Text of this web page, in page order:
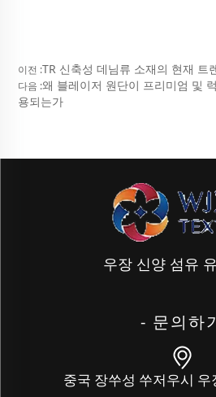
이전 :TR 신축성 데님류 소재의 현재 트
다음 :왜 블레이저 원단이 프리미엄 및
용되는가
우장 신양 섬유
- 문의하
중국 장쑤성 쑤저우시